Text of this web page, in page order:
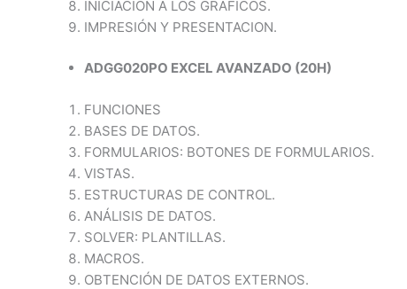
INICIACION A LOS GRAFICOS.
IMPRESIÓN Y PRESENTACION.
ADGG020PO EXCEL AVANZADO (20H)
FUNCIONES
BASES DE DATOS.
FORMULARIOS: BOTONES DE FORMULARIOS.
VISTAS.
ESTRUCTURAS DE CONTROL.
ANÁLISIS DE DATOS.
SOLVER: PLANTILLAS.
MACROS.
OBTENCIÓN DE DATOS EXTERNOS.